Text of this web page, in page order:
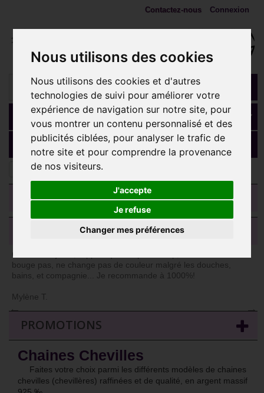
Nous utilisons des cookies
Nous utilisons des cookies et d'autres
technologies de suivi pour améliorer votre
expérience de navigation sur notre site, pour
vous montrer un contenu personnalisé et des
publicités ciblées, pour analyser le trafic de
notre site et pour comprendre la provenance
de nos visiteurs.
J'accepte
Je refuse
Changer mes préférences
Connexion
Contactez-nous
Panier (vide)
MENU
Chaines Chevilles
CATEGORIES
AVIS CLIENTS
Comme toujours, rapport qualité /prix au top, la matière ne
bouge pas, ne change pas de couleur malgré les douches,
bains, et compagnie... Je recommande à 1000%!
Mylène T.
→
←
PROMOTIONS
Chaines Chevilles
Faites votre choix parmi les différents modèles de chaines
chevilles (chevillères) raffinées et de qualité, en argent massif